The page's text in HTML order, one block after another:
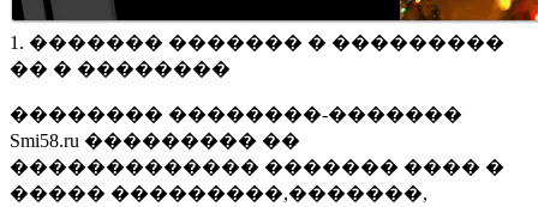
1. ������� ������� � ���������
�� � ��������
�������� ��������-�������
Smi58.ru ��������� ��
������������� ������� ���� �
����� ���������,�������,